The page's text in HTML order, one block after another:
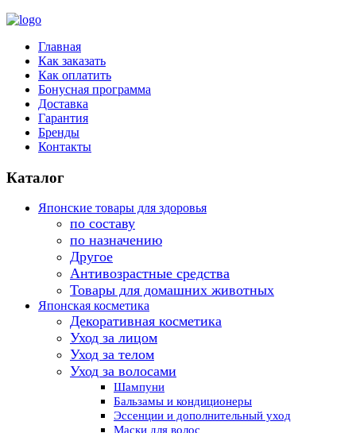
Главная
Как заказать
Как оплатить
Бонусная программа
Доставка
Гарантия
Бренды
Контакты
Каталог
Японские товары для здоровья
по составу
по назначению
Другое
Антивозрастные средства
Товары для домашних животных
Японская косметика
Декоративная косметика
Уход за лицом
Уход за телом
Уход за волосами
Шампуни
Бальзамы и кондиционеры
Эссенции и дополнительный уход
Маски для волос